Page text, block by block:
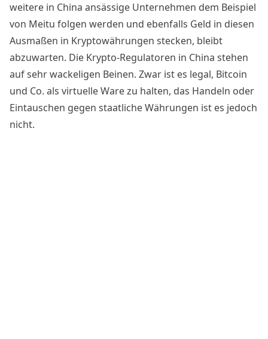
weitere in China ansässige Unternehmen dem Beispiel
von Meitu folgen werden und ebenfalls Geld in diesen
Ausmaßen in Kryptowährungen stecken, bleibt
abzuwarten. Die Krypto-Regulatoren in China stehen
auf sehr wackeligen Beinen. Zwar ist es legal, Bitcoin
und Co. als virtuelle Ware zu halten, das Handeln oder
Eintauschen gegen staatliche Währungen ist es jedoch
nicht.